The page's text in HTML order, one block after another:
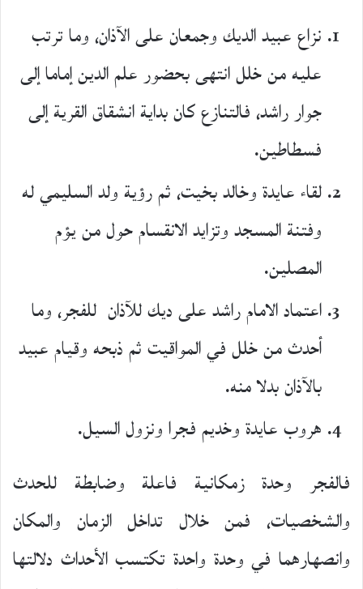
نزاع عبيد الديك وجمعان على الآذان، وما ترتب
عليه من خلل انتهى بحضور علم الدين إماما إلى
جوار راشد، فالتنازع كان بداية انشقاق القرية إلى
فسطاطين.
لقاء عايدة وخالد بخيت، ثم رؤية ولد السليمي له
وفتنة المسجد وتزايد الانقسام حول من يؤم
المصلين.
اعتماد الامام راشد على ديك للآذان للفجر، وما
أحدث من خلل في المواقيت ثم ذبحه وقيام عبيد
بالآذان بدلا منه.
هروب عايدة وخديم فجرا ونزول السيل.
فالفجر وحدة زمكانية فاعلة وضابطة للحدث
والشخصيات، فمن خلال تداخل الزمان والمكان
وانصهارهما في وحدة واحدة تكتسب الأحداث دلالتها